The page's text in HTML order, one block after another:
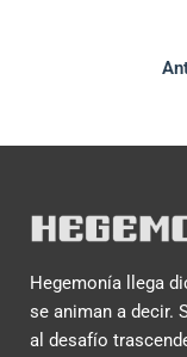
Hegemonía llega
se animan a decir.
al desafío